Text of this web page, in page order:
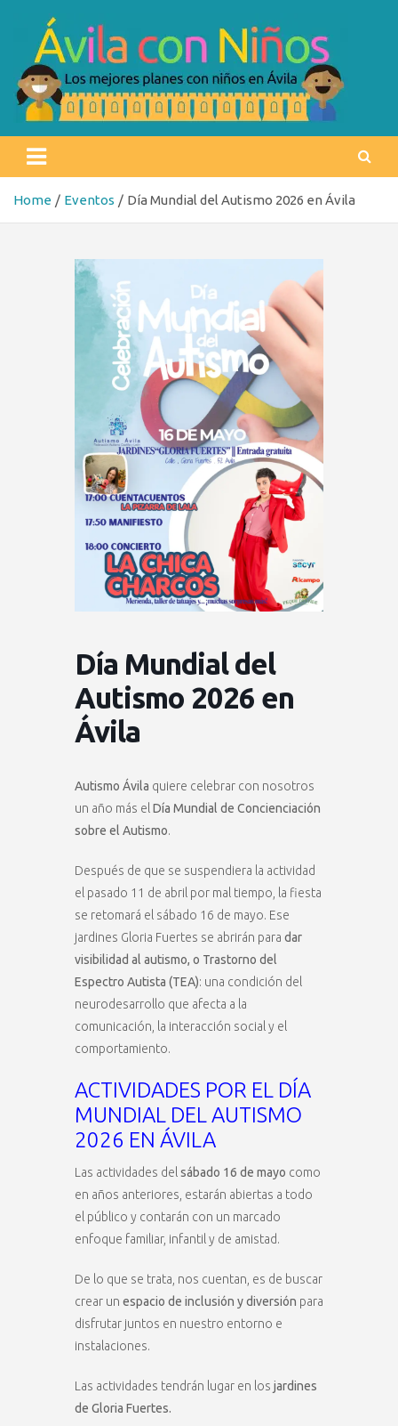
content
Ávila con niños
Home Eventos Día Mundial del Autismo 2026 en Ávila
Día Mundial del
Autismo 2026 en
Ávila
Autismo Ávila quiere celebrar con nosotros
un año más el Día Mundial de Concienciación
sobre el Autismo.
Después de que se suspendiera la actividad
el pasado 11 de abril por mal tiempo, la fiesta
se retomará el sábado 16 de mayo. Ese
jardines Gloria Fuertes se abrirán para dar
visibilidad al autismo, o Trastorno del
Espectro Autista (TEA): una condición del
neurodesarrollo que afecta a la
comunicación, la interacción social y el
comportamiento.
ACTIVIDADES POR EL DÍA
MUNDIAL DEL AUTISMO
2026 EN ÁVILA
Las actividades del sábado 16 de mayo como
en años anteriores, estarán abiertas a todo
el público y contarán con un marcado
enfoque familiar, infantil y de amistad.
De lo que se trata, nos cuentan, es de buscar
crear un espacio de inclusión y diversión para
disfrutar juntos en nuestro entorno e
instalaciones.
Las actividades tendrán lugar en los jardines
de Gloria Fuertes.